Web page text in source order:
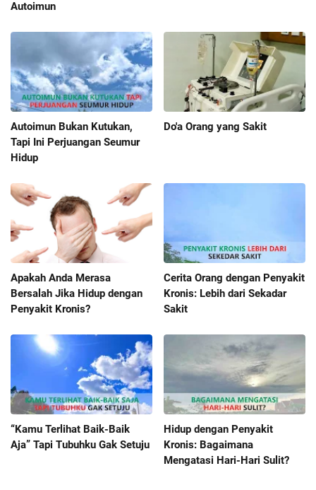
Autoimun
Autoimun Bukan Kutukan,
Tapi Ini Perjuangan Seumur
Hidup
Do'a Orang yang Sakit
Apakah Anda Merasa
Bersalah Jika Hidup dengan
Penyakit Kronis?
Cerita Orang dengan Penyakit
Kronis: Lebih dari Sekadar
Sakit
“Kamu Terlihat Baik-Baik
Aja” Tapi Tubuhku Gak Setuju
Hidup dengan Penyakit
Kronis: Bagaimana
Mengatasi Hari-Hari Sulit?